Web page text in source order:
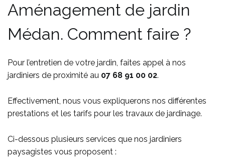
Aménagement de jardin
Médan. Comment faire ?
Pour l’entretien de votre jardin, faites appel à nos
jardiniers de proximité au 07 68 91 00 02.
Effectivement, nous vous expliquerons nos différentes
prestations et les tarifs pour les travaux de jardinage.
Ci-dessous plusieurs services que nos jardiniers
paysagistes vous proposent :